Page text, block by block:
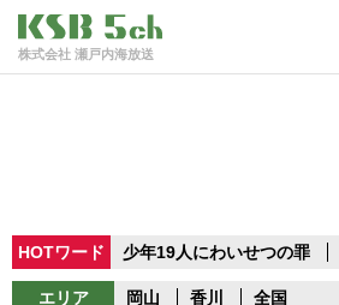
株式会社 瀬戸内海放送
HOTワード 少年19人にわいせつの罪
エリア 岡山 香川 全国